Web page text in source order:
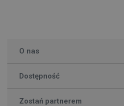
O nas
Dostępność
Zostań partnerem